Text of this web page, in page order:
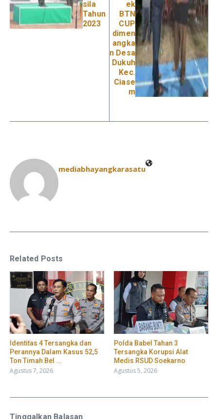
sila
Tahun
2023
ek
BTN
CUP
dimen
angka
n Desa
Dukuh
Kec.
Ciase
m
mediabhayangkarasatu
Related Posts
Identitas 4 Tersangka dan
Perannya Dalam Kasus 52,5
Ton Timah Bel ...
Agustus 7, 2026
Polda Babel Tahan 3
Tersangka Korupsi Alat
Medis RSUD Soekarno
Agustus 5, 2026
Tinggalkan Balasan